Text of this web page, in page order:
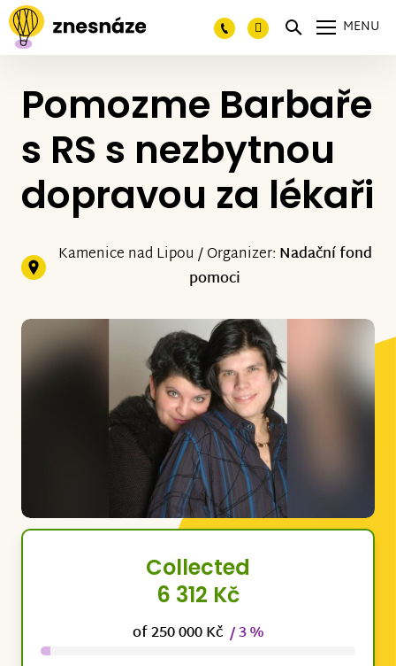
MENU
Pomozme Barbaře
s RS s nezbytnou
dopravou za lékaři
Kamenice nad Lipou / Organizer: Nadační fond
pomoci
Collected
6 312 Kč
of 250 000 Kč / 3 %